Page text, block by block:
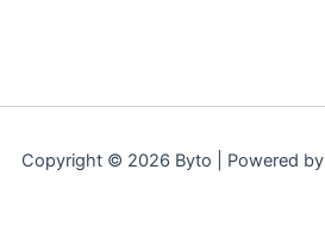
Copyright © 2026 Byto | Powered by